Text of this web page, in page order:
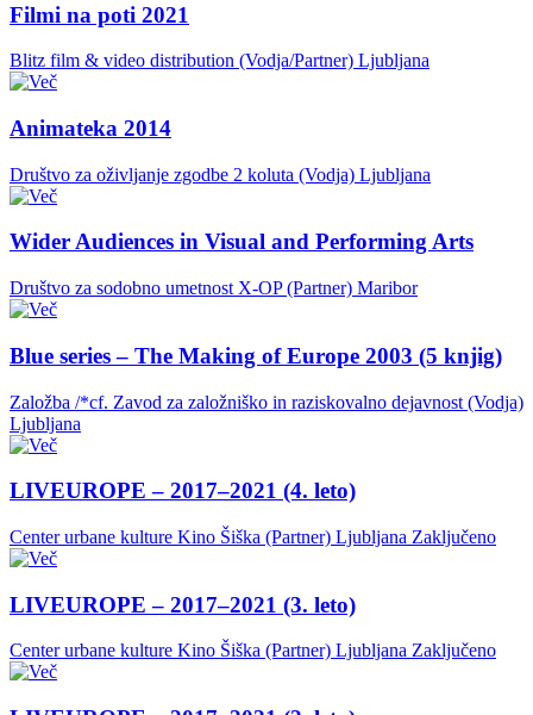
Filmi na poti 2021
Blitz film & video distribution (Vodja/Partner) Ljubljana
Animateka 2014
Društvo za oživljanje zgodbe 2 koluta (Vodja) Ljubljana
Wider Audiences in Visual and Performing Arts
Društvo za sodobno umetnost X-OP (Partner) Maribor
Blue series – The Making of Europe 2003 (5 knjig)
Založba /*cf. Zavod za založniško in raziskovalno dejavnost (Vodja)
Ljubljana
LIVEUROPE – 2017–2021 (4. leto)
Center urbane kulture Kino Šiška (Partner) Ljubljana Zaključeno
LIVEUROPE – 2017–2021 (3. leto)
Center urbane kulture Kino Šiška (Partner) Ljubljana Zaključeno